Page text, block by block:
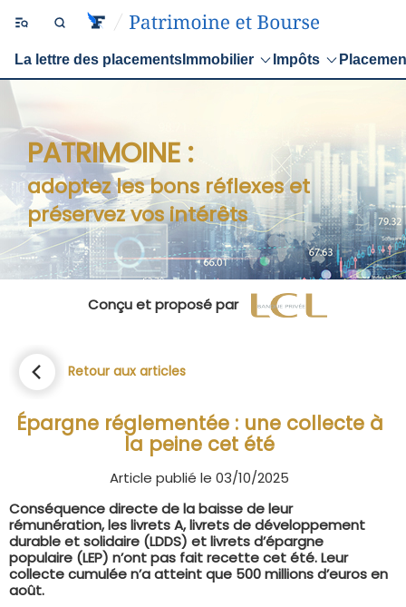
La lettre des placements Immobilier Impôts
PATRIMOINE :
adoptez les bons réflexes et
préservez vos intérêts
Conçu et proposé par
Retour aux articles
Épargne réglementée : une collecte à
la peine cet été
Article publié le 03/10/2025
Conséquence directe de la baisse de leur
rémunération, les livrets A, livrets de développement
durable et solidaire (LDDS) et livrets d’épargne
populaire (LEP) n’ont pas fait recette cet été. Leur
collecte cumulée n’a atteint que 500 millions d’euros en
août.